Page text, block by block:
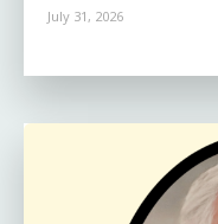
July 31, 2026